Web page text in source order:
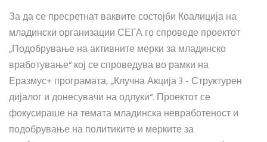
За да се пресретнат ваквите состојби Коалиција на
младински организации СЕГА го спроведе проектот
„Подобрување на активните мерки за младинско
вработување“ кој се спроведува во рамки на
Еразмус+ програмата, „Клучна Акција 3 - Структурен
дијалог и донесувачи на одлуки“. Проектот се
фокусираше на темата младинска невработеност и
подобрување на политиките и мерките за